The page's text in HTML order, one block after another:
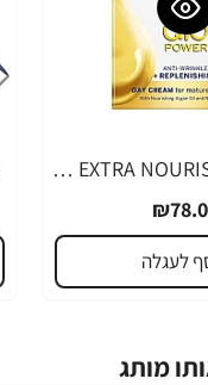
ניוואה Q10 EXTRA NOURISHING קרם יום מזין בתוספת שמן ארגן 50 מ"ל - מבית NIVEA
לעגלה
מותג